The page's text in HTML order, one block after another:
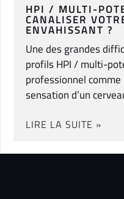
HPI / MULTI-
CANALISER
ENVAHISSANT ?
Une des grandes
profils HPI / multi-
professionnel
sensation d’un
LIRE LA SUITE »